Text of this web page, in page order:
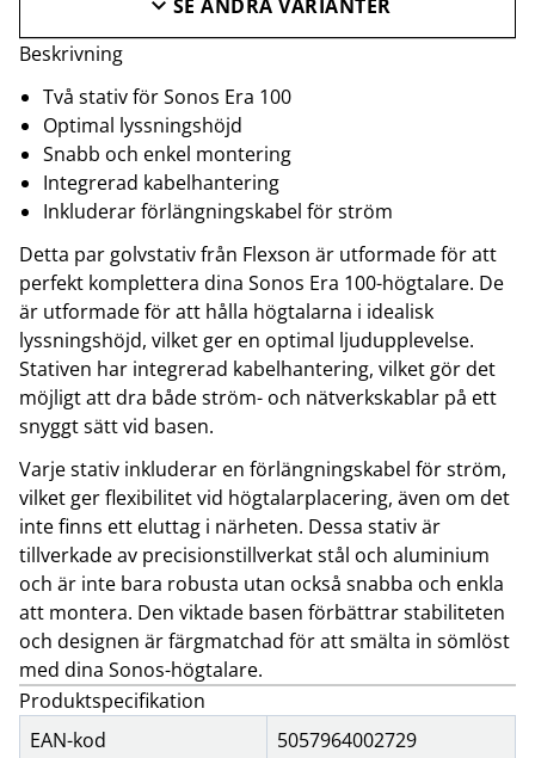
SE ANDRA VARIANTER
Beskrivning
Två stativ för Sonos Era 100
Optimal lyssningshöjd
Snabb och enkel montering
Integrerad kabelhantering
Inkluderar förlängningskabel för ström
Detta par golvstativ från Flexson är utformade för att
perfekt komplettera dina Sonos Era 100-högtalare. De
är utformade för att hålla högtalarna i idealisk
lyssningshöjd, vilket ger en optimal ljudupplevelse.
Stativen har integrerad kabelhantering, vilket gör det
möjligt att dra både ström- och nätverkskablar på ett
snyggt sätt vid basen.
Varje stativ inkluderar en förlängningskabel för ström,
vilket ger flexibilitet vid högtalarplacering, även om det
inte finns ett eluttag i närheten. Dessa stativ är
tillverkade av precisionstillverkat stål och aluminium
och är inte bara robusta utan också snabba och enkla
att montera. Den viktade basen förbättrar stabiliteten
och designen är färgmatchad för att smälta in sömlöst
med dina Sonos-högtalare.
Produktspecifikation
EAN-kod
5057964002729